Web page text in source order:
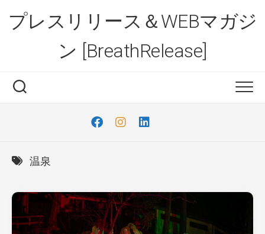
content
プレスリリース＆WEBマガジ
ン [BreathRelease]
温泉